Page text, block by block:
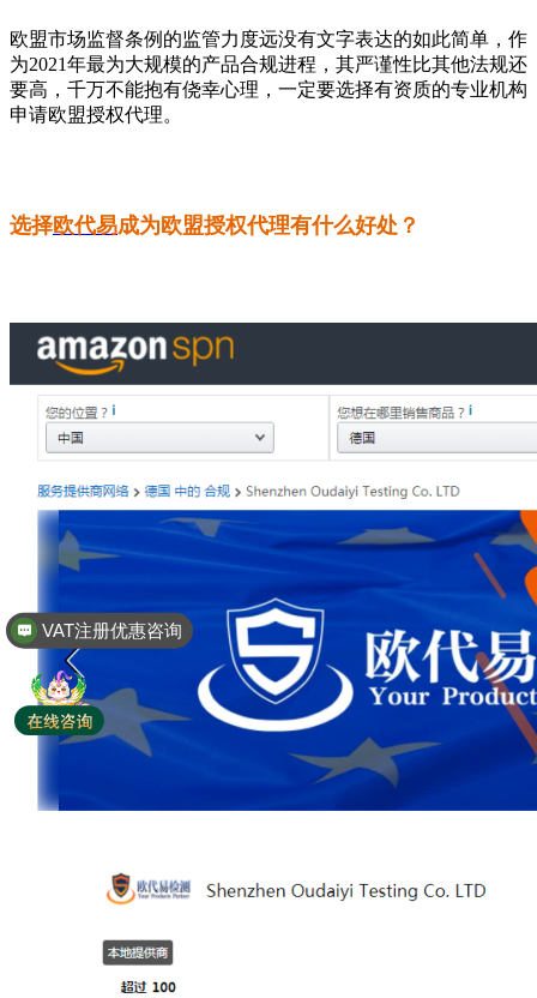
欧盟市场监督条例的监管力度远没有文字表达的如此简单，作
为2021年最为大规模的产品合规进程，其严谨性比其他法规还
要高，千万不能抱有侥幸心理，一定要选择有资质的专业机构
申请欧盟授权代理。
选择欧代易成为欧盟授权代理有什么好处？
全球商标专利注册